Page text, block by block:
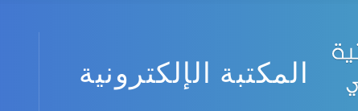
المكتبة الإلكترونية